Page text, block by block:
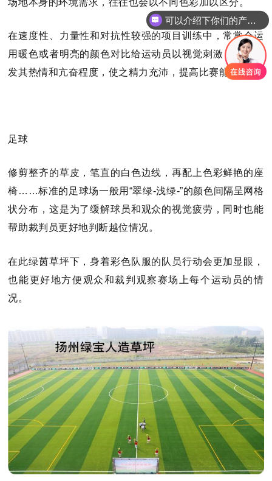
在速度性、力量性和对抗性较强的项目训练中，常常会运
用暖色或者明亮的颜色对比给运动员以视觉刺激，从而激
发其热情和亢奋程度，使之精力充沛，提高比赛能力。
足球
修剪整齐的草皮，笔直的白色边线，再配上色彩鲜艳的座
椅……标准的足球场一般用“翠绿-浅绿-”的颜色间隔呈网格
状分布，这是为了缓解球员和观众的视觉疲劳，同时也能
帮助裁判员更好地判断越位情况。
在此绿茵草坪下，身着彩色队服的队员行动会更加显眼，
也能更好地方便观众和裁判观察赛场上每个运动员的情
况。
可以介绍下你们的产品么